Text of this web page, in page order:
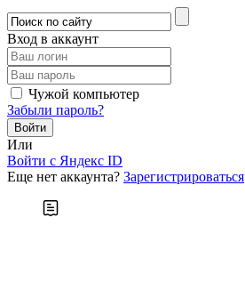
Вход в аккаунт
Чужой компьютер
Забыли пароль?
Или
Войти c Яндекс ID
Еще нет аккаунта? Зарегистрироваться